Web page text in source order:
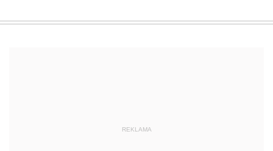
REKLAMA